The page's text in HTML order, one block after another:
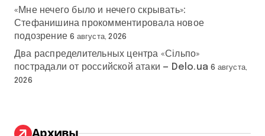
«Мне нечего было и нечего скрывать»:
Стефанишина прокомментировала новое
подозрение 6 августа, 2026
Два распределительных центра «Сільпо»
пострадали от российской атаки — Delo.ua 6 августа,
2026
Архивы